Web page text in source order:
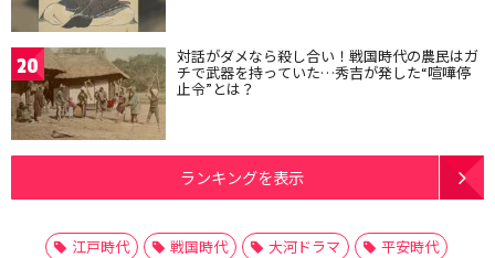
20 対話がダメなら殺し合い！戦国時代の農民はガ
チで武器を持っていた…秀吉が発した“喧嘩停
止令”とは？
ランキングを表示
江戸時代 戦国時代 大河ドラマ
平安時代